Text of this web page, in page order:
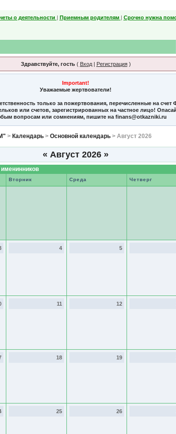
о деятельности | Приемным родителям | Срочно нужна
Здравствуйте, гость( Вход| Регистрация)
Important!
Уважаемые жертвователи!
только за пожертвования, перечисленные на
или счетов, зарегистрированных на частное лицо!
вопросам или сомнениям, пишите на finans@otkazniki.ru
> Календарь >Основной календарь > Август 2026
« Август 2026 »
Вторник Среда Четверг
4 5
11 12
18 19
25 26